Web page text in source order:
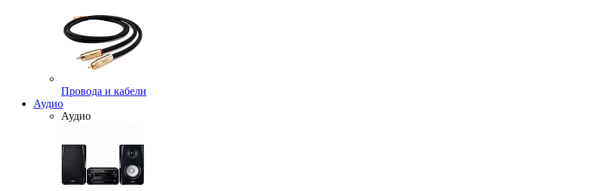
Провода и кабели
Аудио
Аудио